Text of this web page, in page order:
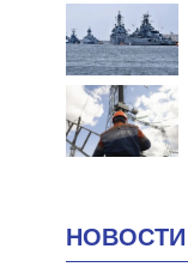
НОВОСТИ